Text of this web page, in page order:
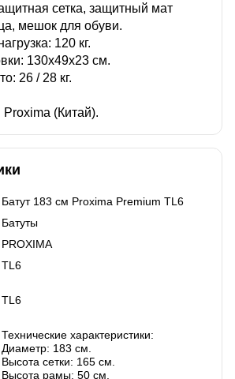
сетка, защитный мат
мешок для обуви.
120 кг.
130х49х23 см.
26 / 28 кг.
Proxima (Китай).
Батут 183 см Proxima Premium TL6
Батуты
PROXIMA
TL6
TL6
Технические характеристики:
Диаметр: 183 см.
Высота сетки: 165 см.
Высота рамы: 50 см.